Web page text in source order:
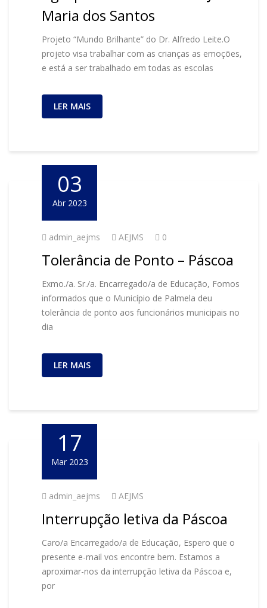
Maria dos Santos
Projeto “Mundo Brilhante” do Dr. Alfredo Leite.O
projeto visa trabalhar com as crianças as emoções,
e está a ser trabalhado em todas as escolas
LER MAIS
03
Abr 2023
admin_aejms AEJMS 0
Tolerância de Ponto – Páscoa
Exmo./a. Sr./a. Encarregado/a de Educação, Fomos
informados que o Município de Palmela deu
tolerância de ponto aos funcionários municipais no
dia
LER MAIS
17
Mar 2023
admin_aejms AEJMS
Interrupção letiva da Páscoa
Caro/a Encarregado/a de Educação, Espero que o
presente e-mail vos encontre bem. Estamos a
aproximar-nos da interrupção letiva da Páscoa e,
por